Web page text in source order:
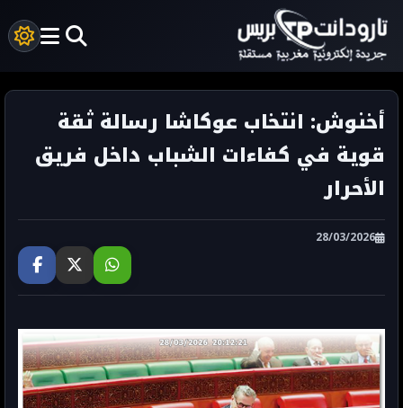
أخنوش: انتخاب عوكاشا رسالة ثقة
قوية في كفاءات الشباب داخل فريق
الأحرار
28/03/2026